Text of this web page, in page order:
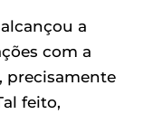
a
com a
precisamente
feito,